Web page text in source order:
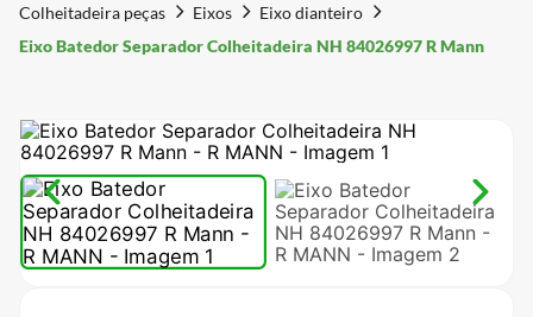
Colheitadeira peças Eixos
Eixo dianteiro
Eixo Batedor Separador Colheitadeira NH 84026997 R Mann